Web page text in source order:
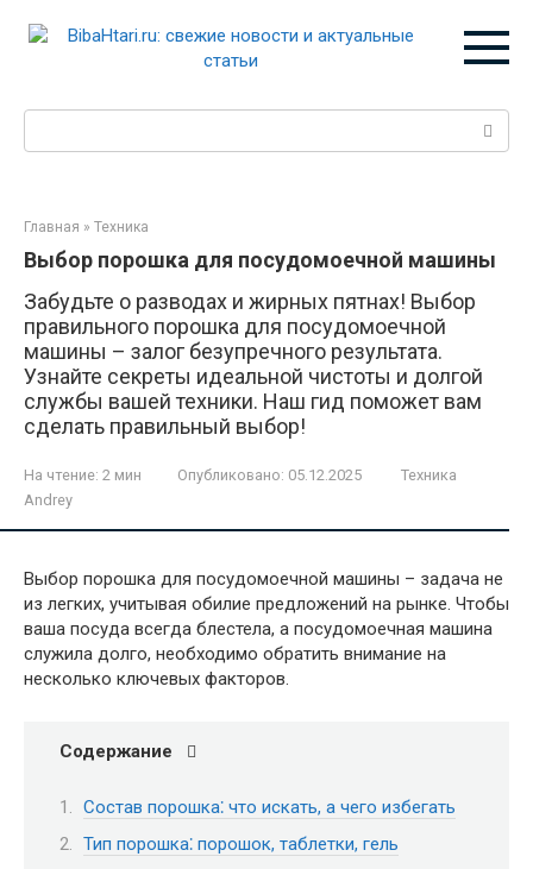
Главная » Техника
Выбор порошка для посудомоечной машины
Забудьте о разводах и жирных пятнах! Выбор
правильного порошка для посудомоечной
машины – залог безупречного результата.
Узнайте секреты идеальной чистоты и долгой
службы вашей техники. Наш гид поможет вам
сделать правильный выбор!
На чтение: 2 мин Опубликовано: 05.12.2025
Техника
Andrey
Выбор порошка для посудомоечной машины – задача не
из легких, учитывая обилие предложений на рынке. Чтобы
ваша посуда всегда блестела, а посудомоечная машина
служила долго, необходимо обратить внимание на
несколько ключевых факторов.
Содержание
Состав порошка⁚ что искать, а чего избегать
Тип порошка⁚ порошок, таблетки, гель